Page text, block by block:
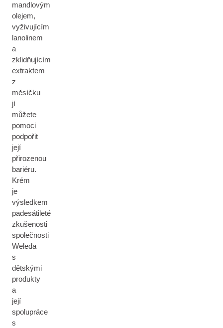
mandlovým
olejem,
vyživujícím
lanolinem
a
zklidňujícím
extraktem
z
měsíčku
jí
můžete
pomoci
podpořit
její
přirozenou
bariéru.
Krém
je
výsledkem
padesátileté
zkušenosti
společnosti
Weleda
s
dětskými
produkty
a
její
spolupráce
s